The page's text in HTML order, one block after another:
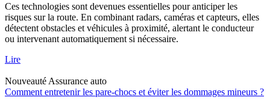
Ces technologies sont devenues essentielles pour anticiper les
risques sur la route. En combinant radars, caméras et capteurs, elles
détectent obstacles et véhicules à proximité, alertant le conducteur
ou intervenant automatiquement si nécessaire.
Lire
Nouveauté Assurance auto
Comment entretenir les pare-chocs et éviter les dommages mineurs ?